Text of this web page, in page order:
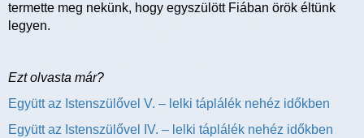
termette meg nekünk, hogy egyszülött Fiában örök éltünk
legyen.
Ezt olvasta már?
Együtt az Istenszülővel V. – lelki táplálék nehéz időkben
Együtt az Istenszülővel IV. – lelki táplálék nehéz időkben